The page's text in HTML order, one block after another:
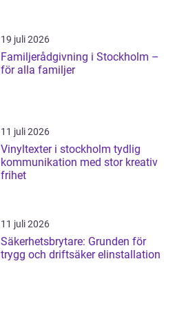
19 juli 2026
Familjerådgivning i Stockholm –
för alla familjer
11 juli 2026
Vinyltexter i stockholm tydlig
kommunikation med stor kreativ
frihet
11 juli 2026
Säkerhetsbrytare: Grunden för
trygg och driftsäker elinstallation